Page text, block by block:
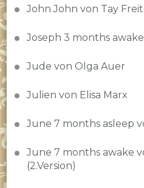
John John von Tay
Joseph 3 months
Jude von Olga Auer
Julien von Elisa Marx
June 7 months asleep
June 7 months awake
(2.Version)